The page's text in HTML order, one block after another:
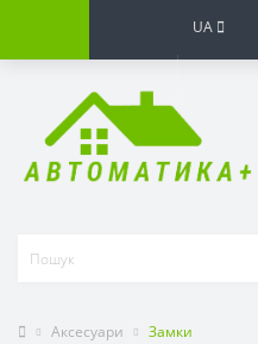
UA
Аксесуари Замки